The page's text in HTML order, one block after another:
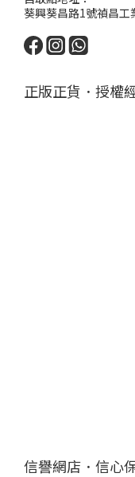
葵興葵昌路1號禎昌工
正版正貨．授權
信譽網店．信心